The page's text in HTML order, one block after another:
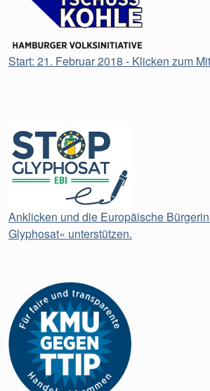
Start: 21. Februar 2018 - Klicken zum
Anklicken und die Europäische
Glyphosat« unterstützen.